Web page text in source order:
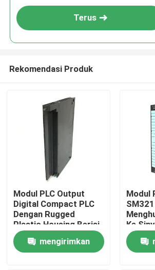
Rumah
Terus
Rekomendasi Produk
Modul PLC Output
Digital Compact PLC
Dengan Rugged
Plastic Housing Berisi
mengirimkan
Modul
Ke
Digital